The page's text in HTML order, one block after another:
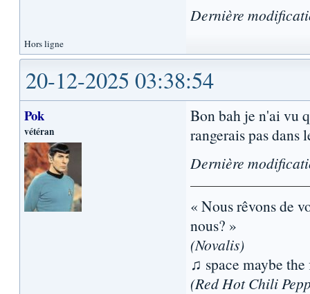
Dernière
Hors ligne
20-12-2025 03:38:54
Pok
vétéran
Bon bah je n'ai vu
rangerais pas dans
Dernière
« Nous rêvons de
nous? »
(Novalis)
♫ space maybe
(Red Hot Chili